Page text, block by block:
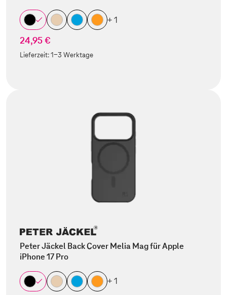
+ 1
24,95 €
Lieferzeit:1-3 Werktage
Peter Jäckel Back Cover Melia Mag für Apple
iPhone 17 Pro
+ 1